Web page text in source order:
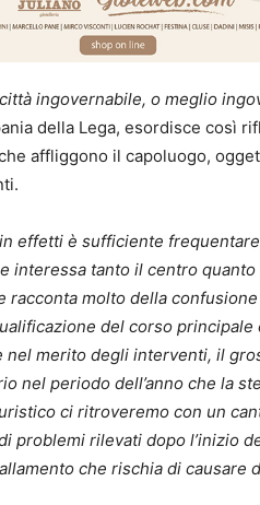
ingovernabile, o meglio
della Lega, esordisce così
affliggono il capoluogo,
effetti è sufficiente
interessa tanto il centro
racconta molto della
del corso principale
nel merito degli interventi, il
nel periodo dell’anno che la
ci ritroveremo con un
problemi rilevati dopo l’inizio
che rischia di causare